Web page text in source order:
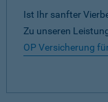
Ist Ihr sanfter
Zu unseren
OP Versicherung